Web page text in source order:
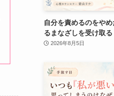
自分を責めるのをや
るまなざしを受け取る
2026年8月5日